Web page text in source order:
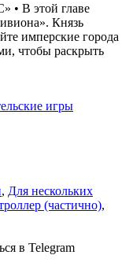
В этой главе
Князь
имперские города
чтобы раскрыть
игры
, Для нескольких
(частично),